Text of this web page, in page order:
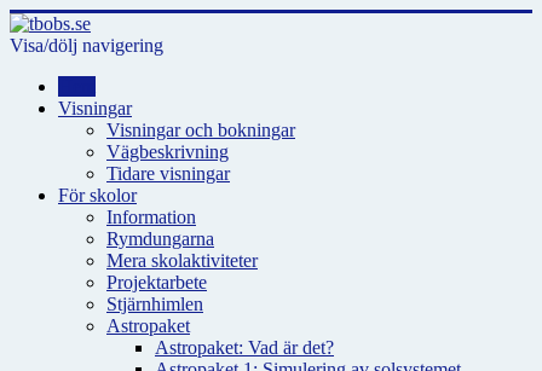
Visa/dölj navigering
Visningar
Visningar och bokningar
Vägbeskrivning
Tidare visningar
För skolor
Information
Rymdungarna
Mera skolaktiviteter
Projektarbete
Stjärnhimlen
Astropaket
Astropaket: Vad är det?